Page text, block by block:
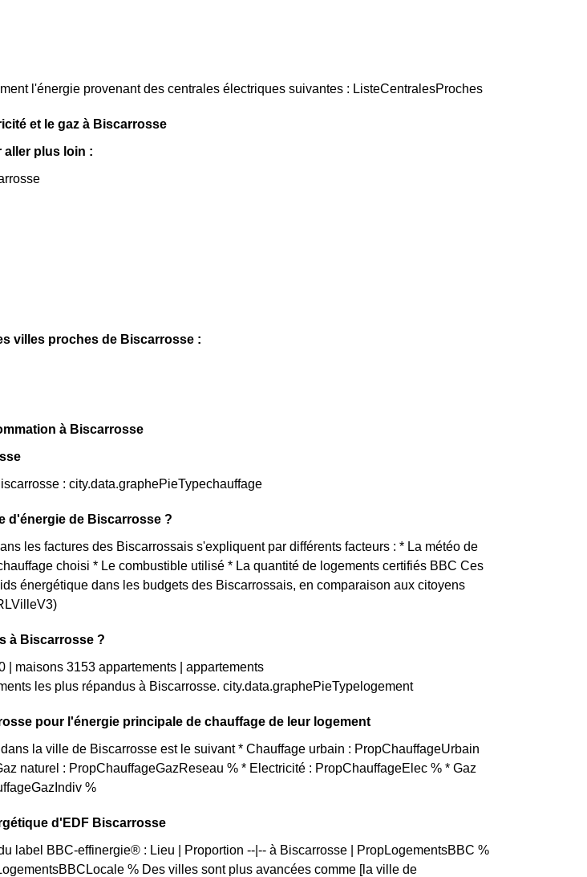
l'énergie provenant des centrales électriques suivantes : ListeCentralesProches
et le gaz à Biscarrosse
aller plus loin :
villes proches de Biscarrosse :
à Biscarrosse
: city.data.graphePieTypechauffage
d'énergie de Biscarrosse ?
les factures des Biscarrossais s'expliquent par différents facteurs : * La météo de
choisi * Le combustible utilisé * La quantité de logements certifiés BBC Ces
énergétique dans les budgets des Biscarrossais, en comparaison aux citoyens
à Biscarrosse ?
| maisons 3153 appartements | appartements
les plus répandus à Biscarrosse. city.data.graphePieTypelogement
pour l'énergie principale de chauffage de leur logement
la ville de Biscarrosse est le suivant * Chauffage urbain : PropChauffageUrbain
naturel : PropChauffageGazReseau % * Electricité : PropChauffageElec % * Gaz
%
d'EDF Biscarrosse
label BBC-effinergie® : Lieu | Proportion --|-- à Biscarrosse | PropLogementsBBC %
% Des villes sont plus avancées comme [la ville de